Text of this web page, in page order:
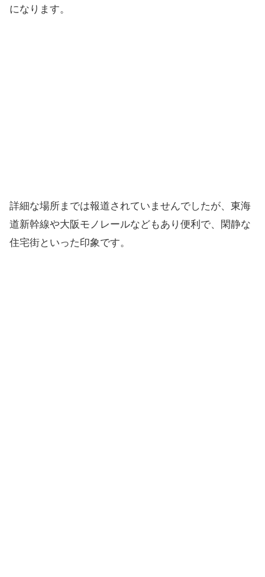
になります。
詳細な場所までは報道されていませんでしたが、東海
道新幹線や大阪モノレールなどもあり便利で、閑静な
住宅街といった印象です。